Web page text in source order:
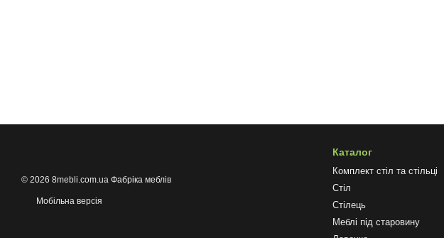
© 2026 8mebli.com.ua Фабріка меблів
Мобільна версія
Каталог
Комплект стіл та стільці
Стіл
Стілець
Меблі під старовину